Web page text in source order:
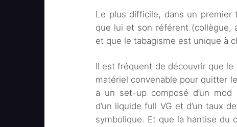
Le plus difficile, dans un premier
que lui et son référent (collègue,
et que le tabagisme est unique à
Il est fréquent de découvrir que
matériel convenable pour quitter
a un set-up composé d’un mod
d’un liquide full VG et d’un taux
symbolique. Et que la hantise du